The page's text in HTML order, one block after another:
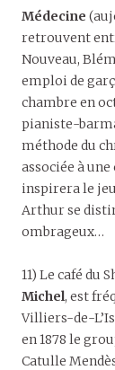
Médecine
retrouvent
Nouveau,
emploi de
chambre en
pianiste-
méthode du
associée à
inspirera le
Arthur se
ombrageux…
11) Le café du
Michel, est
Villiers-de-
en 1878 le
Catulle